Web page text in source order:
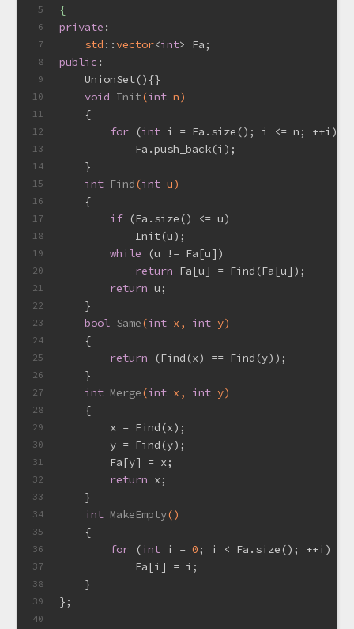
5
6
7
8
9
10
11
12
13
14
15
16
17
18
19
20
21
22
23
24
25
26
27
28
29
30
31
32
33
34
35
36
37
38
39
40
{
private :
std :: vector<int> Fa;
public :
    UnionSet(){}
void Init(int n)
{
for (int i = Fa.size(); i <= n; ++i)
            Fa.push_back(i);
    }
int Find(int u)
{
if (Fa.size() <= u)
            Init(u);
while (u != Fa[u])
return Fa[u] = Find(Fa[u]);
return u;
    }
bool Same(int x, int y)
{
return (Find(x) == Find(y));
    }
int Merge(int x, int y)
{
        x = Find(x);
        y = Find(y);
        Fa[y] = x;
return x;
    }
int MakeEmpty()
{
for (int i = 0; i < Fa.size(); ++i)
            Fa[i] = i;
    }
};